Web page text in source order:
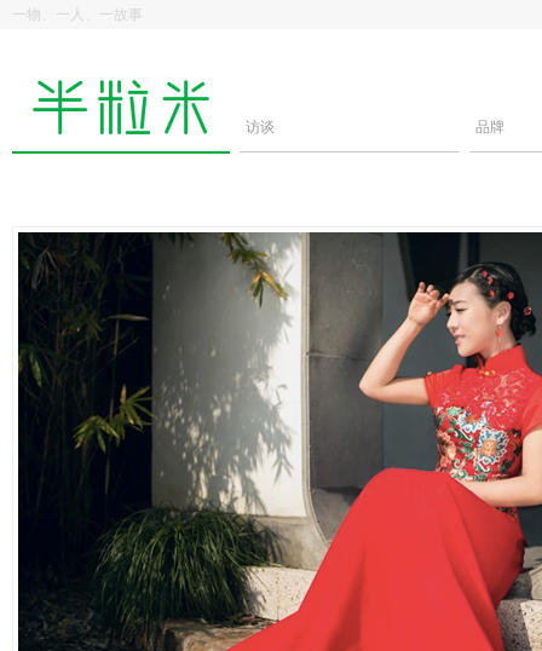
一物、一人、一故事
访谈 品牌